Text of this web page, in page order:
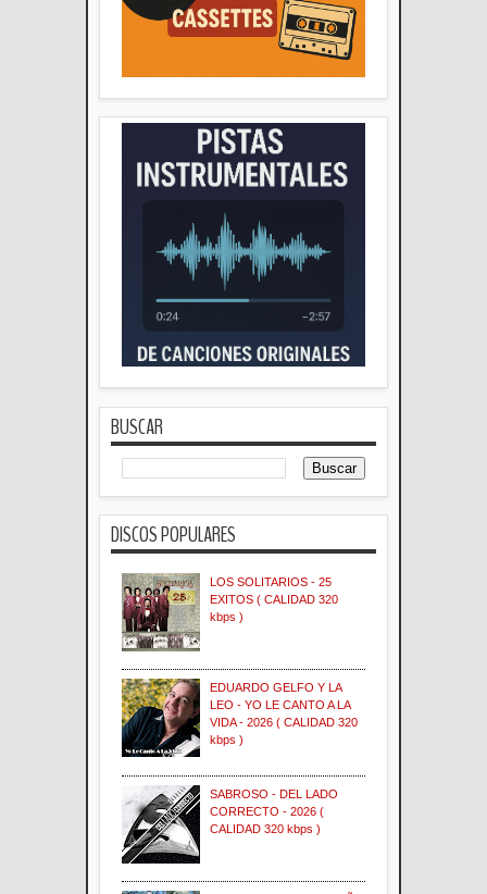
BUSCAR
DISCOS POPULARES
LOS SOLITARIOS - 25
EXITOS ( CALIDAD 320
kbps )
EDUARDO GELFO Y LA
LEO - YO LE CANTO A LA
VIDA - 2026 ( CALIDAD 320
kbps )
SABROSO - DEL LADO
CORRECTO - 2026 (
CALIDAD 320 kbps )